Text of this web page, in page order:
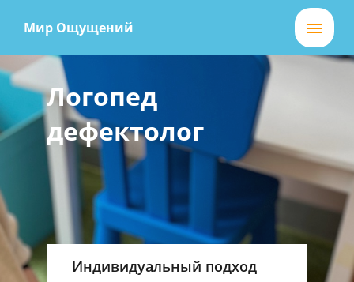
Мир Ощущений
Логопед
дефектолог
Индивидуальный подход